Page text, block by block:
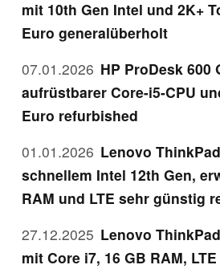
mit 10th Gen Intel und 2K+
Euro generalüberholt
07.01.2026 HP ProDesk 600
aufrüstbarer Core-i5-CPU
Euro refurbished
01.01.2026 Lenovo
schnellem Intel 12th Gen,
RAM und LTE sehr günstig
27.12.2025 Lenovo
mit Core i7, 16 GB RAM,